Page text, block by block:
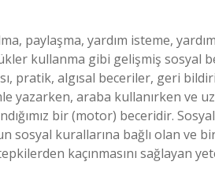
paylaşma, yardım isteme,
kullanma gibi gelişmiş sosyal
pratik, algısal beceriler, geri
yazarken, araba kullanırken ve
bir (motor) beceridir.
sosyal kurallarına bağlı olan ve
kaçınmasını sağlayan